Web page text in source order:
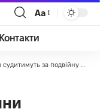
Аа
Контакти
за подвійну приватизацію землі